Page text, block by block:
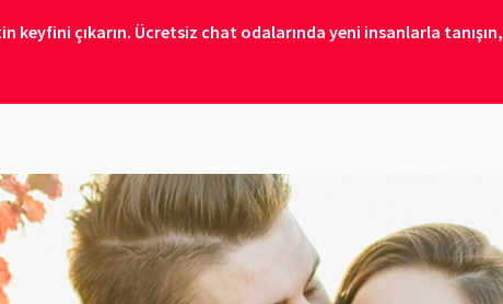
çıkarın. Ücretsiz chat odalarında yeni insanlarla tanışın,